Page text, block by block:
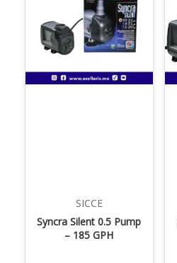
SICCE
Syncra Silent 0.5 Pump
– 185 GPH